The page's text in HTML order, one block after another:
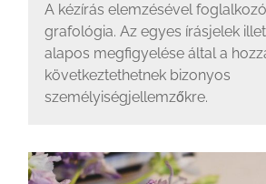
A kézírás elemzésével
grafológia. Az egyes írásjelek
alapos megfigyelése által a
következtethetnek bizonyos
személyiségjellemzőkre.